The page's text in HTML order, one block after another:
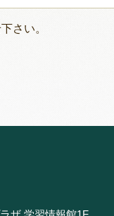
さい。